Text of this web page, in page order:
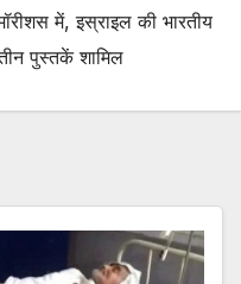
में, इस्राइल की भारतीय
पुस्तकें शामिल